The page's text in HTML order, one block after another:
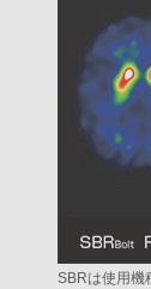
SBRは使用機